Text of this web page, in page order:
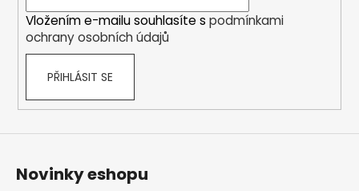
Vložením e-mailu souhlasíte s podmínkami
ochrany osobních údajů
PŘIHLÁSIT SE
Novinky eshopu